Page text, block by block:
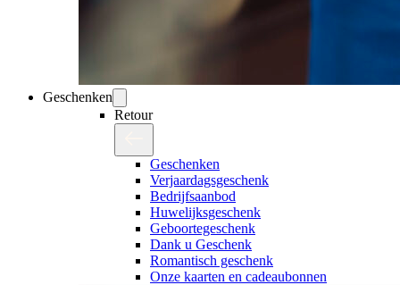
Geschenken
Retour
Geschenken
Verjaardagsgeschenk
Bedrijfsaanbod
Huwelijksgeschenk
Geboortegeschenk
Dank u Geschenk
Romantisch geschenk
Onze kaarten en cadeaubonnen